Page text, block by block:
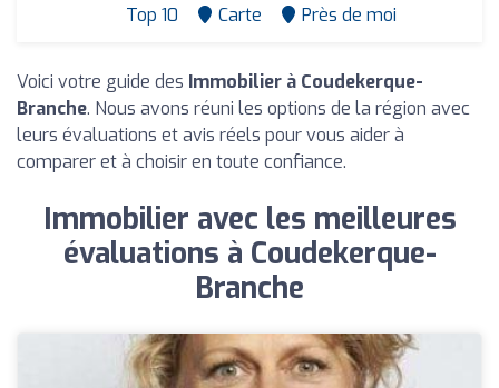
Top 10 Carte Près de moi
Voici votre guide des Immobilier à Coudekerque-
Branche. Nous avons réuni les options de la région avec
leurs évaluations et avis réels pour vous aider à
comparer et à choisir en toute confiance.
Immobilier avec les meilleures
évaluations à Coudekerque-
Branche